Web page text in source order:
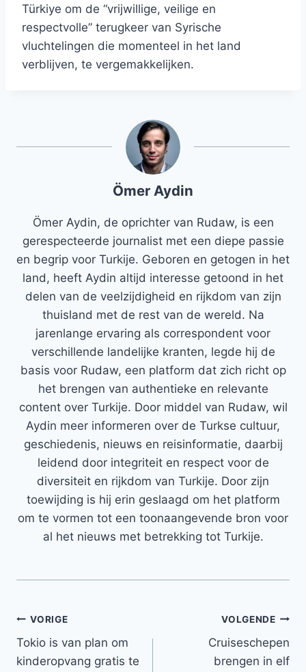
Türkiye om de “vrijwillige, veilige en
respectvolle” terugkeer van Syrische
vluchtelingen die momenteel in het land
verblijven, te vergemakkelijken.
Ömer Aydin
Ömer Aydin, de oprichter van Rudaw, is een
gerespecteerde journalist met een diepe passie
en begrip voor Turkije. Geboren en getogen in het
land, heeft Aydin altijd interesse getoond in het
delen van de veelzijdigheid en rijkdom van zijn
thuisland met de rest van de wereld. Na
jarenlange ervaring als correspondent voor
verschillende landelijke kranten, legde hij de
basis voor Rudaw, een platform dat zich richt op
het brengen van authentieke en relevante
content over Turkije. Door middel van Rudaw, wil
Aydin meer informeren over de Turkse cultuur,
geschiedenis, nieuws en reisinformatie, daarbij
leidend door integriteit en respect voor de
diversiteit en rijkdom van Turkije. Door zijn
toewijding is hij erin geslaagd om het platform
om te vormen tot een toonaangevende bron voor
al het nieuws met betrekking tot Turkije.
Bericht
navigatie
VORIGE
Tokio is van plan om
kinderopvang gratis te
VOLGENDE
Cruiseschepen
brengen in elf